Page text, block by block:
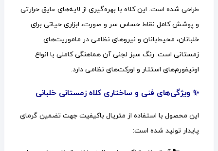
طراحی شده است. این کلاه با بهره‌گیری از لایه‌های عایق حرارتی
و پوشش کامل نقاط حساس سر و صورت، ابزاری حیاتی برای
خلبانان، محیط‌بانان و نیروهای نظامی در ماموریت‌های
زمستانی است. رنگ سبز لجنی آن هماهنگی کاملی با انواع
اونیفورم‌های استتار و اورکت‌های نظامی دارد.
✨ ویژگی‌های فنی و ساختاری کلاه زمستانی خلبانی
این محصول با استفاده از متریال باکیفیت جهت تضمین گرمای
پایدار تولید شده است: